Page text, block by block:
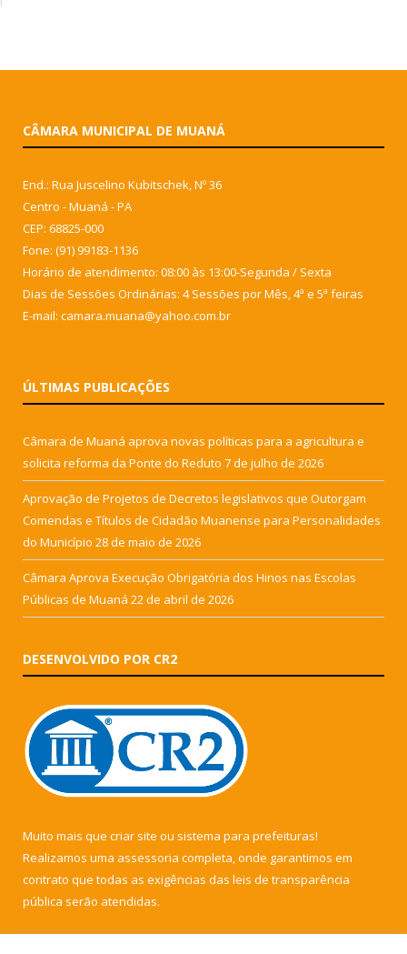
CÂMARA MUNICIPAL DE MUANÁ
End.: Rua Juscelino Kubitschek, Nº 36
Centro - Muaná - PA
CEP: 68825-000
Fone: (91) 99183-1136
Horário de atendimento: 08:00 às 13:00-Segunda / Sexta
Dias de Sessões Ordinárias: 4 Sessões por Mês, 4ª e 5ª feiras
E-mail: camara.muana@yahoo.com.br
ÚLTIMAS PUBLICAÇÕES
Câmara de Muaná aprova novas políticas para a agricultura e
solicita reforma da Ponte do Reduto 7 de julho de 2026
Aprovação de Projetos de Decretos legislativos que Outorgam
Comendas e Títulos de Cidadão Muanense para Personalidades
do Município 28 de maio de 2026
Câmara Aprova Execução Obrigatória dos Hinos nas Escolas
Públicas de Muaná 22 de abril de 2026
DESENVOLVIDO POR CR2
Muito mais que criar site ou sistema para prefeituras!
Realizamos uma assessoria completa, onde garantimos em
contrato que todas as exigências das leis de transparência
pública serão atendidas.